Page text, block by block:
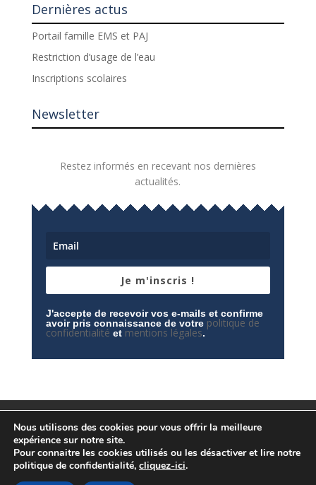
Dernières actus
Portail famille EMS et PAJ
Restriction d’usage de l’eau
Inscriptions scolaires
Newsletter
Restez informés en recevant nos dernières
actualités.
Je m'inscris !
J'accepte de recevoir vos e-mails et confirme
avoir pris connaissance de votre politique de
confidentialité et mentions légales.
Espace privé
Politique de confidentialité
Nous utilisons des cookies pour vous offrir la meilleure
expérience sur notre site.
Pour connaitre les cookies utilisés ou les désactiver et lire notre
politique de confidentialité, cliquez-ici.